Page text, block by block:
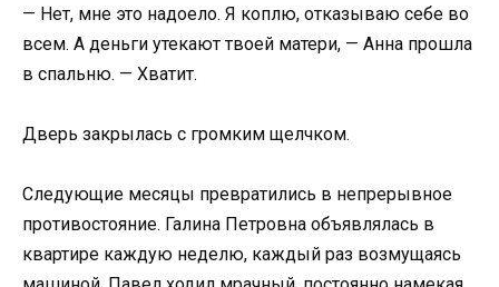
— Нет, мне это надоело. Я коплю, отказываю себе во
всем. А деньги утекают твоей матери, — Анна прошла
в спальню. — Хватит.
Дверь закрылась с громким щелчком.
Следующие месяцы превратились в непрерывное
противостояние. Галина Петровна объявлялась в
квартире каждую неделю, каждый раз возмущаясь